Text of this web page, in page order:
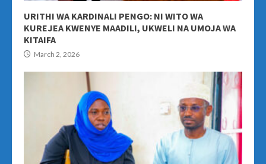
URITHI WA KARDINALI PENGO: NI WITO WA
KUREJEA KWENYE MAADILI, UKWELI NA UMOJA WA
KITAIFA
March 2, 2026